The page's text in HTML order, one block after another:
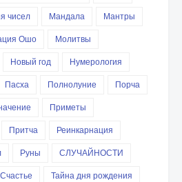
чисел Мандала
Мантры
Ошо
Молитвы
Новый год
Нумерология
Пасха Полнолуние
Порча
Приметы
Притча
Реинкарнация
Руны
СЛУЧАЙНОСТИ
Счастье
Тайна дня рождения